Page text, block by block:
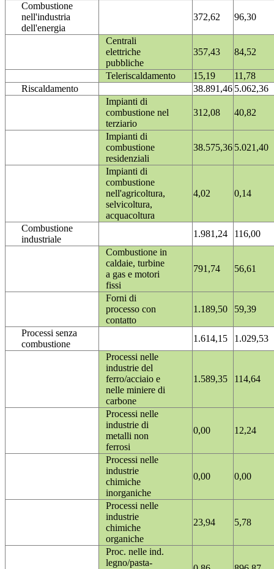
Combustione
nell'industria
dell'energia
372,62 96,30
Centrali
elettriche
pubbliche
357,43 84,52
Teleriscaldamento 15,19
11,78
Riscaldamento
38.891,46 5.062,36
Impianti di
combustione nel
terziario
312,08 40,82
Impianti di
combustione
residenziali
38.575,36 5.021,40
Impianti di
combustione
nell'agricoltura,
selvicoltura,
acquacoltura
4,02 0,14
Combustione
industriale
1.981,24
116,00
Combustione in
caldaie, turbine
a gas e motori
fissi
791,74 56,61
Forni di
processo con
contatto
1.189,50 59,39
Processi senza
combustione
1.614,15
1.029,53
Processi nelle
industrie del
ferro/acciaio e
nelle miniere di
carbone
1.589,35 114,64
Processi nelle
industrie di
metalli non
ferrosi
0,00 12,24
Processi nelle
industrie
chimiche
inorganiche
0,00 0,00
Processi nelle
industrie
chimiche
organiche
23,94 5,78
Proc. nelle ind.
legno/pasta-